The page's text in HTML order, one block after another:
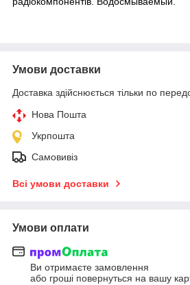
Умови доставки
Доставка здійснюється тільки по
Нова Пошта
Укрпошта
Самовивіз
Всі умови доставки
Умови оплати
Ви отримаєте замовлення
або гроші повернуться на вашу